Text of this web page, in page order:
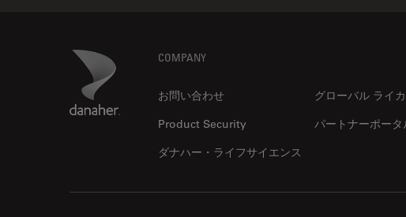
Danaher Logo COMPANY
お問い合わせ
グローバル ライカ
Product Security
パートナーポータ
ダナハー・ライフサイエンス